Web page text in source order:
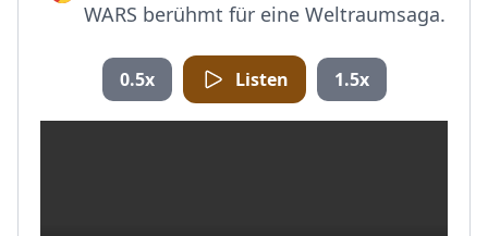
WARS berühmt für eine Weltraumsaga.
0.5x Listen 1.5x